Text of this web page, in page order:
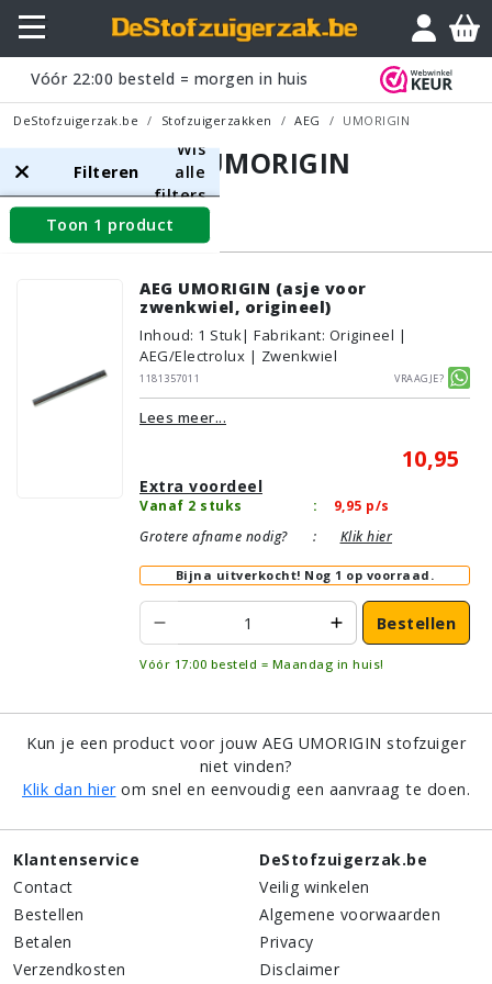
Vóór 22:00 besteld = morgen in huis
DeStofzuigerzak.be Stofzuigerzakken AEG UMORIGIN
AEG UMORIGIN
Filteren
Wis
alle
filters
Toon 1 product
Wieltjes
AEG UMORIGIN (asje voor
zwenkwiel, origineel)
Inhoud: 1 Stuk| Fabrikant: Origineel |
AEG/Electrolux | Zwenkwiel
1181357011
Vraagje?
Lees meer...
10,95
Extra voordeel
Vanaf 2 stuks : 9,95 p/s
Grotere afname nodig?
: Klik hier
Bijna uitverkocht! Nog 1 op voorraad.
Bestellen
Vóór 17:00 besteld = Maandag in huis!
Kun je een product voor jouw AEG UMORIGIN stofzuiger
niet vinden?
Klik dan hierom snel en eenvoudig een aanvraag te doen.
Klantenservice
Contact
Bestellen
Betalen
Verzendkosten
DeStofzuigerzak.be
Veilig winkelen
Algemene voorwaarden
Privacy
Disclaimer